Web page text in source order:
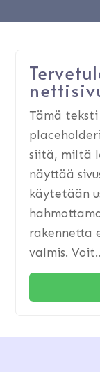
Tämä
siitä, miltä
näyttää
käytetään
rakennetta
valmis.